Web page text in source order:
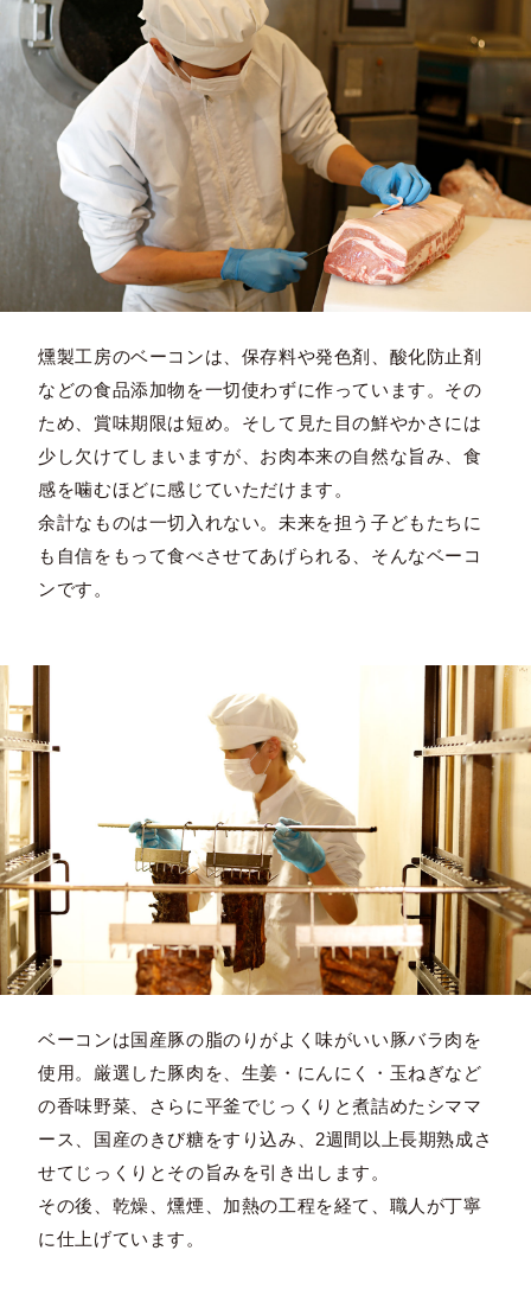
燻製工房のベーコンは、保存料や発色剤、酸化防止剤
などの食品添加物を一切使わずに作っています。その
ため、賞味期限は短め。そして見た目の鮮やかさには
少し欠けてしまいますが、お肉本来の自然な旨み、食
感を噛むほどに感じていただけます。
余計なものは一切入れない。未来を担う子どもたちに
も自信をもって食べさせてあげられる、そんなベーコ
ンです。
ベーコンは国産豚の脂のりがよく味がいい豚バラ肉を
使用。厳選した豚肉を、生姜・にんにく・玉ねぎなど
の香味野菜、さらに平釜でじっくりと煮詰めたシママ
ース、国産のきび糖をすり込み、2週間以上長期熟成さ
せてじっくりとその旨みを引き出します。
その後、乾燥、燻煙、加熱の工程を経て、職人が丁寧
に仕上げています。